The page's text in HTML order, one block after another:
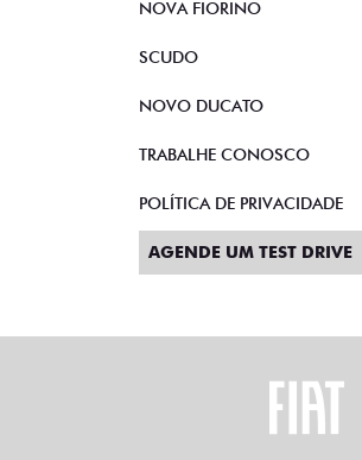
NOVA FIORINO
SCUDO
NOVO DUCATO
TRABALHE CONOSCO
POLÍTICA DE PRIVACIDADE
AGENDE UM TEST DRIVE